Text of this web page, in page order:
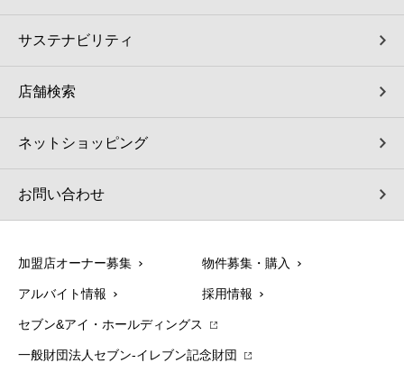
サステナビリティ
店舗検索
ネットショッピング
お問い合わせ
加盟店オーナー募集 物件募集・購入
アルバイト情報 採用情報
セブン&アイ・ホールディングス
一般財団法人セブン-イレブン記念財団